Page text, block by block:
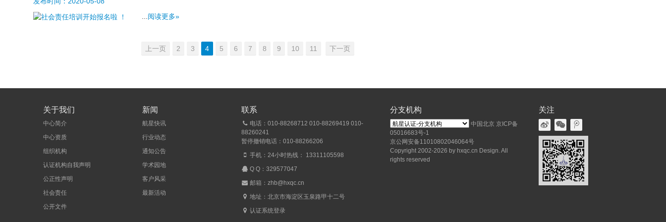
阅读更多»
上一页 2 3 4 5 6 7 8 9 10 11 下一页
关于我们
中心简介
中心资质
组织机构
认证机构自我声明
公正性声明
社会责任
公开文件
新闻
航星快讯
行业动态
通知公告
学术园地
客户风采
最新活动
联系
电话：010-88268712 010-88269419 010-
88260241
暂停撤销电话：010-88266206
手机：24小时热线： 13311105598
Q Q： 329577047
邮箱：zhb@hxqc.cn
地址：北京市海淀区玉泉路甲十二号
认证系统登录
分支机构
中国北京 京ICP备
05016683号-1
京公网安备11010802046064号
Copyright 2002-2026 by hxqc.cn Design. All
rights reserved
关注